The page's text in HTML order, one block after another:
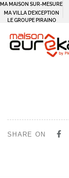
MA MAISON SUR-MESURE
MA VILLA D’EXCEPTION
LE GROUPE PIRAINO
SHARE ON